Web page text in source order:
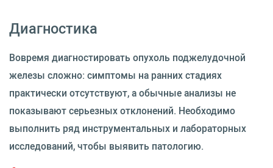
Диагностика
Вовремя диагностировать опухоль поджелудочной
железы сложно: симптомы на ранних стадиях
практически отсутствуют, а обычные анализы не
показывают серьезных отклонений. Необходимо
выполнить ряд инструментальных и лабораторных
исследований, чтобы выявить патологию.